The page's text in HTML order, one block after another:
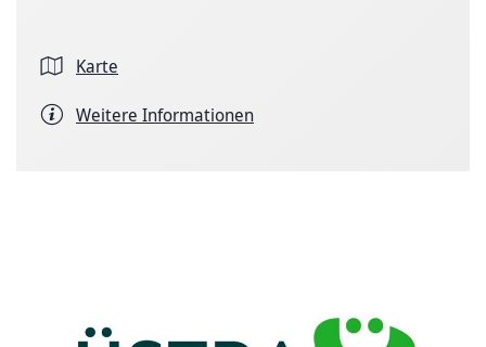
Karte
Weitere Informationen